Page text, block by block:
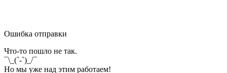
Ошибка отправки
Что-то пошло не так.
¯\_(`-`)_/¯
Но мы уже над этим работаем!